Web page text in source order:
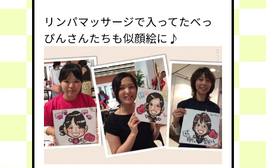
リンパマッサージで入ってたべっ
ぴんさんたちも似顔絵に♪